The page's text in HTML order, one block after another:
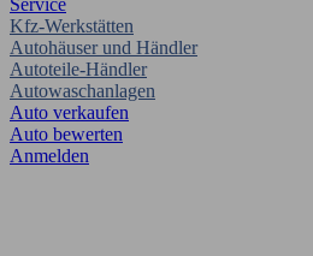
Service
Kfz-Werkstätten
Autohäuser und Händler
Autoteile-Händler
Autowaschanlagen
Auto verkaufen
Auto bewerten
Anmelden